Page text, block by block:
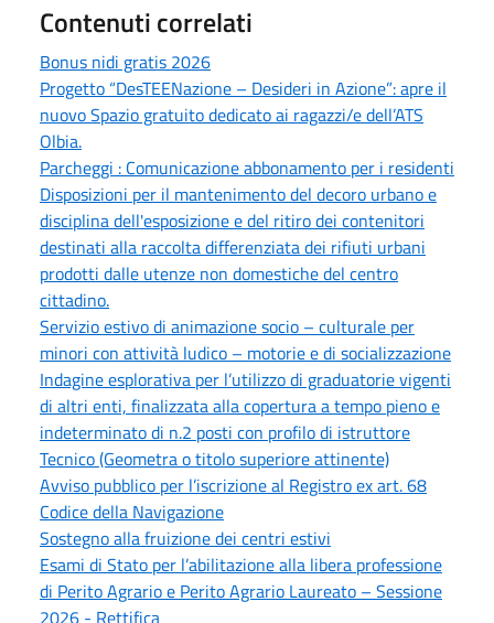
Contenuti correlati
Bonus nidi gratis 2026
Progetto “DesTEENazione – Desideri in Azione”: apre il
nuovo Spazio gratuito dedicato ai ragazzi/e dell’ATS
Olbia.
Parcheggi : Comunicazione abbonamento per i residenti
Disposizioni per il mantenimento del decoro urbano e
disciplina dell'esposizione e del ritiro dei contenitori
destinati alla raccolta differenziata dei rifiuti urbani
prodotti dalle utenze non domestiche del centro
cittadino.
Servizio estivo di animazione socio – culturale per
minori con attività ludico – motorie e di socializzazione
Indagine esplorativa per l’utilizzo di graduatorie vigenti
di altri enti, finalizzata alla copertura a tempo pieno e
indeterminato di n.2 posti con profilo di istruttore
Tecnico (Geometra o titolo superiore attinente)
Avviso pubblico per l’iscrizione al Registro ex art. 68
Codice della Navigazione
Sostegno alla fruizione dei centri estivi
Esami di Stato per l’abilitazione alla libera professione
di Perito Agrario e Perito Agrario Laureato – Sessione
2026 - Rettifica